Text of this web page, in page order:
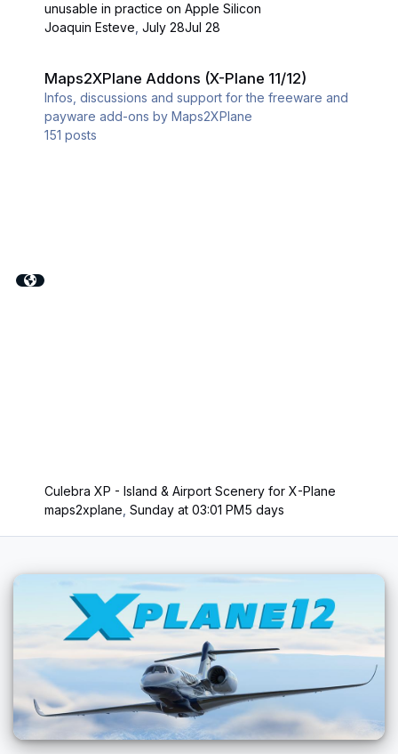
unusable in practice on Apple Silicon
Joaquin Esteve,July 28Jul 28
Maps2XPlane Addons (X-Plane 11/12)
Infos, discussions and support for the freeware and
payware add-ons by Maps2XPlane
151 posts
Culebra XP - Island & Airport Scenery for X-Plane
maps2xplane,Sunday at 03:01 PM5 days